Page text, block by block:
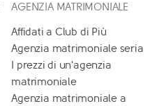
AGENZIA MATRIMONIALE
Affidati a Club di Più
Agenzia matrimoniale seria
I prezzi di un'agenzia
matrimoniale
Agenzia matrimoniale a